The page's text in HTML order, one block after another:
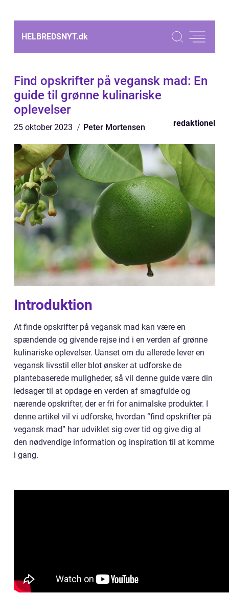
HELBREDSNYT.dk
Find opskrifter på vegansk mad: En
guide til grønne kulinariske
oplevelser
25 oktober 2023 Peter Mortensen redaktionel
Introduktion
At finde opskrifter på vegansk mad kan være en
spændende og givende rejse ind i en verden af grønne
kulinariske oplevelser. Uanset om du allerede lever en
vegansk livsstil eller blot ønsker at udforske de
plantebaserede muligheder, så vil denne guide være din
ledsager til at opdage en verden af smagfulde og
nærende opskrifter, der er fri for animalske produkter. I
denne artikel vil vi udforske, hvordan “find opskrifter på
vegansk mad” har udviklet sig over tid og give dig al
den nødvendige information og inspiration til at komme
i gang.